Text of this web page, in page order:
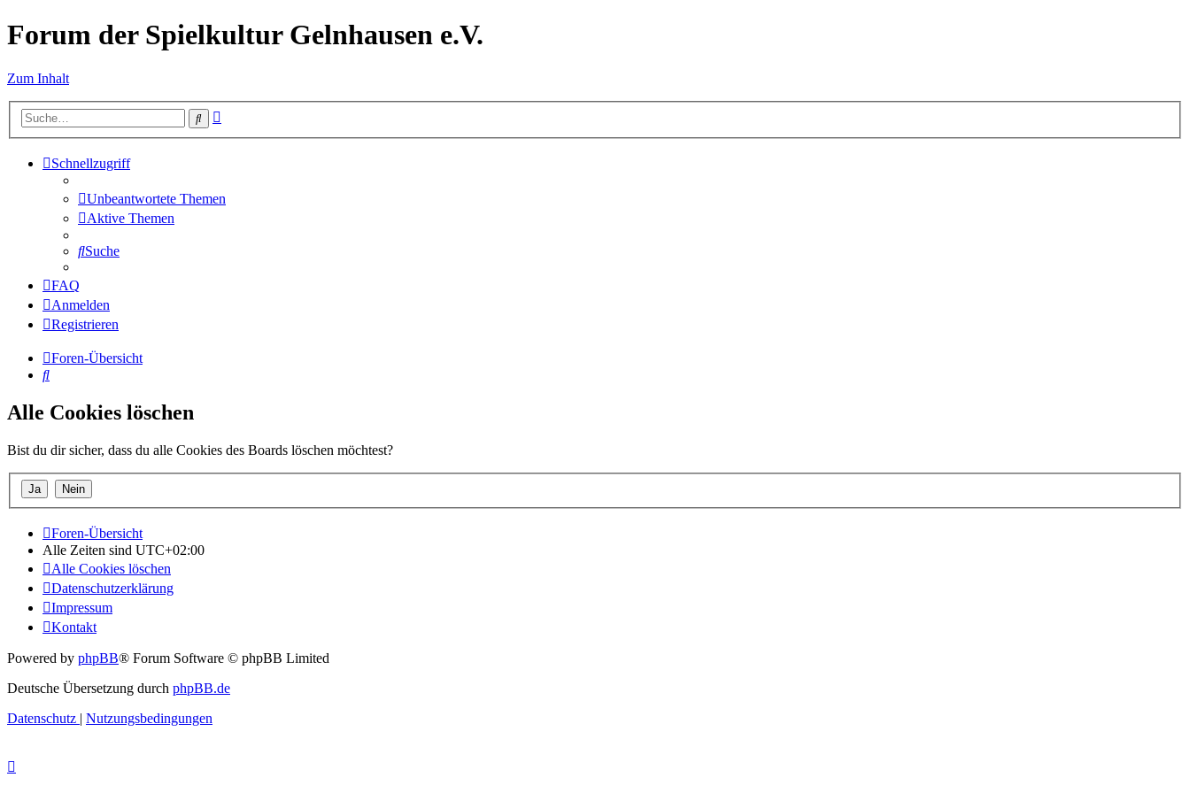
Forum der Spielkultur Gelnhausen e.V.
Zum Inhalt
Suche
Schnellzugriff
Unbeantwortete Themen
Aktive Themen
Suche
FAQ
Anmelden
Registrieren
Foren-Übersicht
Suche
Alle Cookies löschen
Bist du dir sicher, dass du alle Cookies des Boards löschen möchtest?
Foren-Übersicht
Alle Zeiten sind UTC+02:00
Alle Cookies löschen
Datenschutzerklärung
Impressum
Kontakt
Powered by phpBB® Forum Software © phpBB Limited
Deutsche Übersetzung durch phpBB.de
Datenschutz | Nutzungsbedingungen